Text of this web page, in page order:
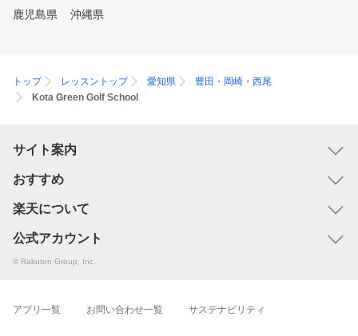
鹿児島県
沖縄県
トップ レッスントップ 愛知県
豊田・岡崎・西尾
Kota Green Golf School
サイト案内
おすすめ
楽天について
公式アカウント
© Rakuten Group, Inc.
アプリ一覧 お問い合わせ一覧 サステナビリティ